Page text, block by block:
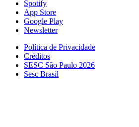
Spotify
App Store
Google Play
Newsletter
Política de Privacidade
Créditos
SESC São Paulo 2026
Sesc Brasil